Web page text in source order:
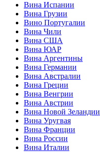
Вина Испании
Вина Грузии
Вино Португалии
Вина Чили
Вина США
Вина ЮАР
Вина Аргентины
Вина Германии
Вина Австралии
Вина Греции
Вина Венгрии
Вина Австрии
Вина Новой Зеландии
Вина Уругвая
Вина Франции
Вина России
Вина Италии